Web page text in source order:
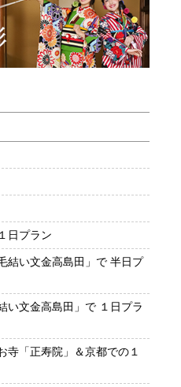
日プラン
結い文金高島田」で 半日プ
い文金高島田」で １日プラ
寺「正寿院」＆京都での１